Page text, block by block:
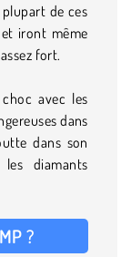
de ces
iront même
fort.
avec les
dans
dans son
diamants
?